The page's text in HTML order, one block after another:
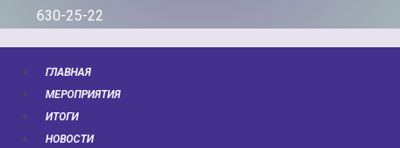
630-25-22
ГЛАВНАЯ
МЕРОПРИЯТИЯ
ИТОГИ
НОВОСТИ